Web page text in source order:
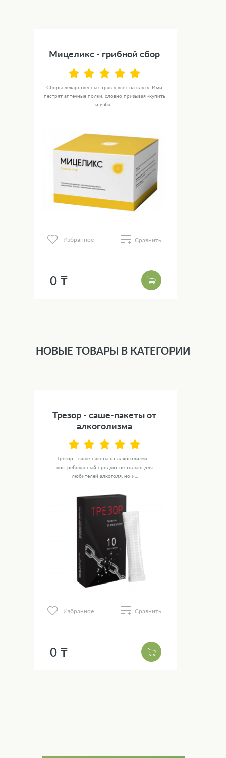
Мицеликс - грибной сбор
Сборы лекарственных трав у всех на слуху. Ими
пестрят аптечные полки, словно призывая «купить
и изба...
Избранное Сравнить
0 ₸
НОВЫЕ ТОВАРЫ В КАТЕГОРИИ
Трезор - саше-пакеты от
алкоголизма
Трезор - саше-пакеты от алкоголизма –
востребованный продукт не только для
любителей алкоголя, но и...
Избранное Сравнить
0 ₸